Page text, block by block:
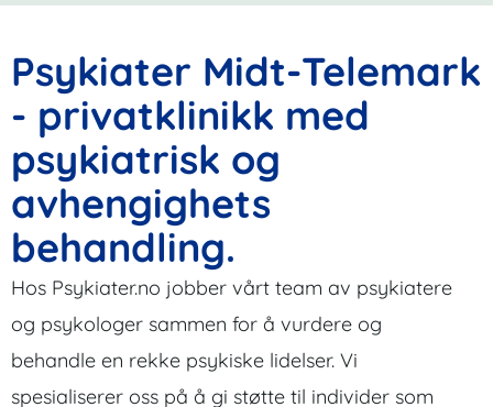
Psykiater Midt-Telemark
- privatklinikk med
psykiatrisk og
avhengighets
behandling.
Hos Psykiater.no jobber vårt team av psykiatere
og psykologer sammen for å vurdere og
behandle en rekke psykiske lidelser. Vi
spesialiserer oss på å gi støtte til individer som